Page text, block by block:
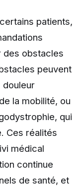
patients,
des obstacles
peuvent
douleur
la mobilité, ou
qui
Ces réalités
médical
continue
de santé, et